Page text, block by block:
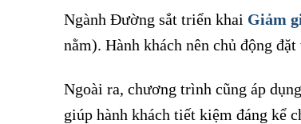
Ngành Đường sắt triển khai Giảm
nằm). Hành khách nên chủ động
Ngoài ra, chương trình cũng áp
giúp hành khách tiết kiệm đáng kể